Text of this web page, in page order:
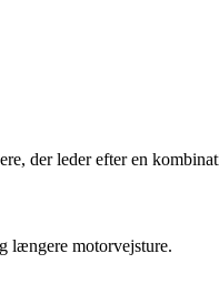
der leder efter en
længere motorvejsture.